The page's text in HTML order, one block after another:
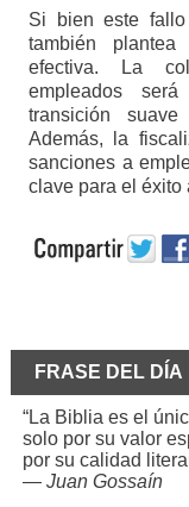
Si bien este fallo
también
efectiva. La
empleados
transición
Además, la
sanciones a
clave para el éxito
FRASE DEL DÍA
“La Biblia es el
solo por su valor
por su calidad
— Juan Gossaín